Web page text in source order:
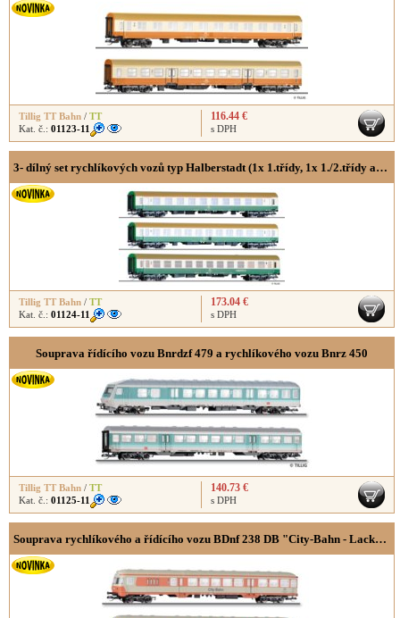
Tillig TT Bahn / TT
Kat. č.: 01123-11
116.44 €
s DPH
3- dílný set rychlíkových vozů typ Halberstadt (1x 1.třídy, 1x 1./2.třídy a 1x 2.třídy s bufetem)
Tillig TT Bahn / TT
Kat. č.: 01124-11
173.04 €
s DPH
Souprava řídícího vozu Bnrdzf 479 a rychlíkového vozu Bnrz 450
Tillig TT Bahn / TT
Kat. č.: 01125-11
140.73 €
s DPH
Souprava rychlíkového a řídícího vozu BDnf 238 DB "City-Bahn - Lackierung"